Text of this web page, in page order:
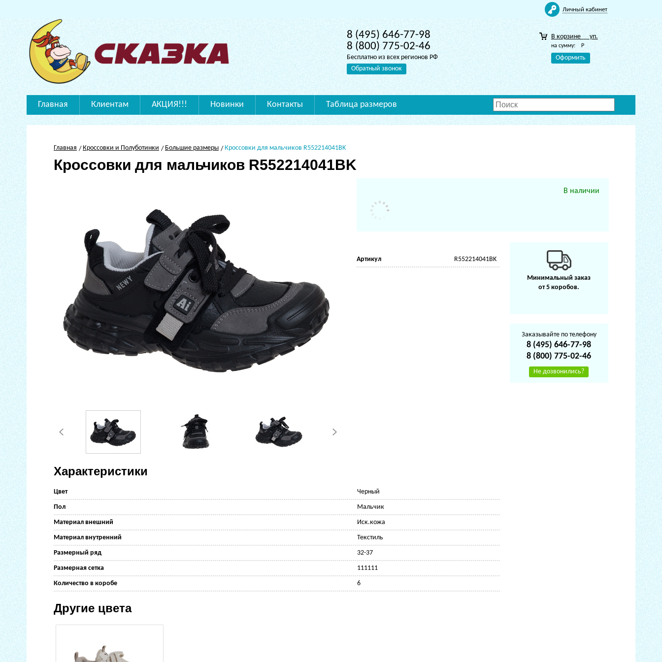
Личный кабинет
8 (495) 646-77-98
8 (800) 775-02-46
Бесплатно из всех регионов РФ
Обратный звонок
В корзине уп.
на сумму: Р
Оформить
Главная Клиентам АКЦИЯ!!! Новинки Контакты Таблица размеров
Главная Кроссовки и Полуботинки Большие размеры Кроссовки для мальчиков R552214041BK
Кроссовки для мальчиков R552214041BK
В наличии
Артикул R552214041BK
Характеристики
Цвет Черный
Пол Мальчик
Материал внешний Иск.кожа
Материал внутренний Текстиль
Размерный ряд 32-37
Размерная сетка 111111
Количество в коробе 6
Другие цвета
Минимальный заказ
от 5 коробов.
Заказывайте по телефону
8 (495) 646-77-98
8 (800) 775-02-46
Не дозвонились?